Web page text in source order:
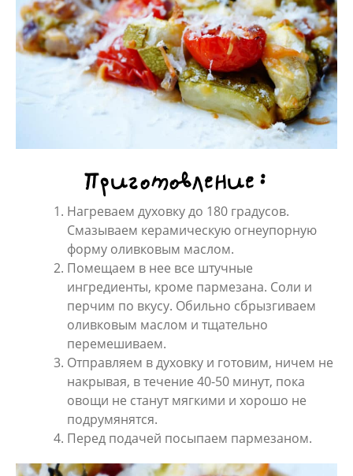
Приготовление:
Нагреваем духовку до 180 градусов.
Смазываем керамическую огнеупорную
форму оливковым маслом.
Помещаем в нее все штучные
ингредиенты, кроме пармезана. Соли и
перчим по вкусу. Обильно сбрызгиваем
оливковым маслом и тщательно
перемешиваем.
Отправляем в духовку и готовим, ничем не
накрывая, в течение 40-50 минут, пока
овощи не станут мягкими и хорошо не
подрумянятся.
Перед подачей посыпаем пармезаном.